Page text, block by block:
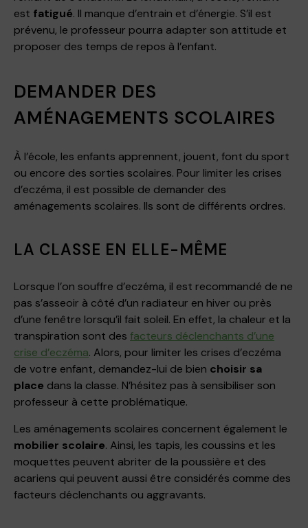
est fatigué. Il manque d’entrain et d’énergie. S’il est
prévenu, le professeur pourra adapter son attitude et
proposer des temps de repos à l’enfant.
DEMANDER DES
AMÉNAGEMENTS SCOLAIRES
À l’école, les enfants apprennent, jouent, font du sport
ou encore des sorties scolaires. Pour limiter les crises
d’eczéma, il est possible de demander des
aménagements scolaires. Ils sont de différents ordres.
LA CLASSE EN ELLE-MÊME
Lorsque l’on souffre d’eczéma, il est recommandé de ne
pas s’asseoir à côté d’un radiateur en hiver ou près
d’une fenêtre lorsqu’il fait soleil. En effet, la chaleur et la
transpiration sont des facteurs déclenchants d’une
crise d’eczéma. Alors, pour limiter les crises d’eczéma
de votre enfant, demandez-lui de bien choisir sa
place dans la classe. N’hésitez pas à sensibiliser son
professeur à cette problématique.
Les aménagements scolaires concernent également le
mobilier scolaire. Ainsi, les tapis, les coussins et les
moquettes peuvent abriter de la poussière et des
acariens qui peuvent aussi être considérés comme des
facteurs déclenchants ou aggravants.